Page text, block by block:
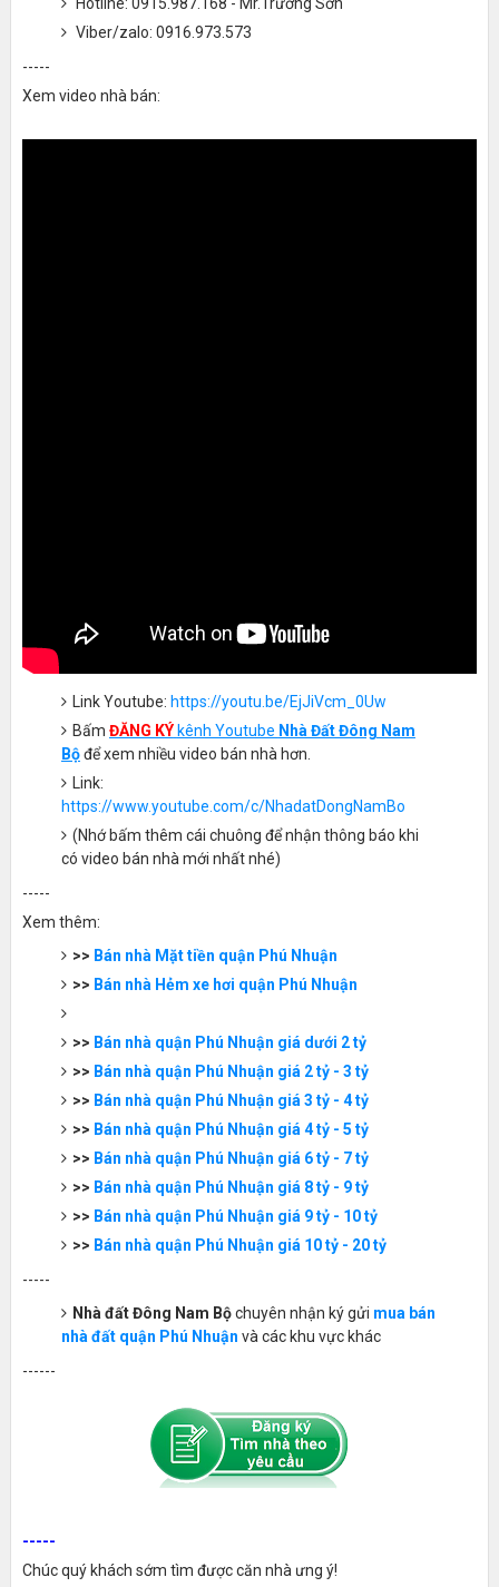
Hotline: 0915.987.168 - Mr.Trường Sơn
Viber/zalo: 0916.973.573
-----
Xem video nhà bán:
Link Youtube: https://youtu.be/EjJiVcm_0Uw
Bấm ĐĂNG KÝ kênh Youtube Nhà Đất Đông Nam
Bộđể xem nhiều video bán nhà hơn.
Link:
https://www.youtube.com/c/NhadatDongNamBo
(Nhớ bấm thêm cái chuông để nhận thông báo khi
có video bán nhà mới nhất nhé)
-----
Xem thêm:
>> Bán nhà Mặt tiền quận Phú Nhuận
>> Bán nhà Hẻm xe hơi quận Phú Nhuận
>> Bán nhà quận Phú Nhuận giá dưới 2 tỷ
>> Bán nhà quận Phú Nhuận giá 2 tỷ - 3 tỷ
>> Bán nhà quận Phú Nhuận giá 3 tỷ - 4 tỷ
>> Bán nhà quận Phú Nhuận giá 4 tỷ - 5 tỷ
>> Bán nhà quận Phú Nhuận giá 6 tỷ - 7 tỷ
>> Bán nhà quận Phú Nhuận giá 8 tỷ - 9 tỷ
>> Bán nhà quận Phú Nhuận giá 9 tỷ - 10 tỷ
>> Bán nhà quận Phú Nhuận giá 10 tỷ - 20 tỷ
-----
Nhà đất Đông Nam Bộchuyên nhận ký gửi mua bán
nhà đất quận Phú Nhuận và các khu vực khác
------
-----
Chúc quý khách sớm tìm được căn nhà ưng ý!